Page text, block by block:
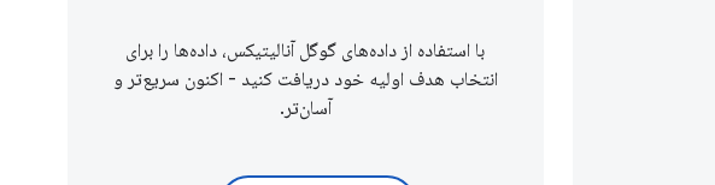
با استفاده از داده‌های گوگل آنالیتیکس، داده‌ها را برای
انتخاب هدف اولیه خود دریافت کنید - اکنون سریع‌تر و
آسان‌تر.